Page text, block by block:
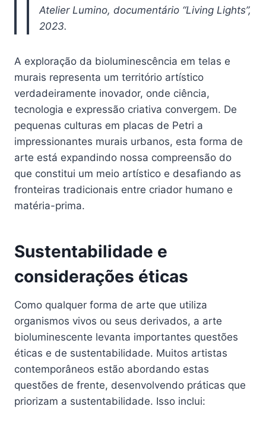
Atelier Lumino, documentário “Living Lights”,
2023.
A exploração da bioluminescência em telas e
murais representa um território artístico
verdadeiramente inovador, onde ciência,
tecnologia e expressão criativa convergem. De
pequenas culturas em placas de Petri a
impressionantes murais urbanos, esta forma de
arte está expandindo nossa compreensão do
que constitui um meio artístico e desafiando as
fronteiras tradicionais entre criador humano e
matéria-prima.
Sustentabilidade e
considerações éticas
Como qualquer forma de arte que utiliza
organismos vivos ou seus derivados, a arte
bioluminescente levanta importantes questões
éticas e de sustentabilidade. Muitos artistas
contemporâneos estão abordando estas
questões de frente, desenvolvendo práticas que
priorizam a sustentabilidade. Isso inclui: